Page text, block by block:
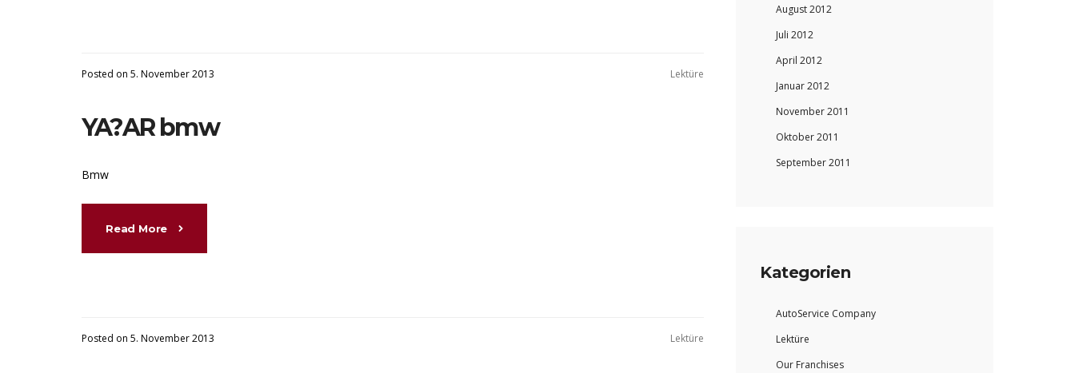
Posted on 5. November 2013 Lektüre
YA?AR bmw
Bmw
Read More
Posted on 5. November 2013 Lektüre
August 2012
Juli 2012
April 2012
Januar 2012
November 2011
Oktober 2011
September 2011
Kategorien
AutoService Company
Lektüre
Our Franchises